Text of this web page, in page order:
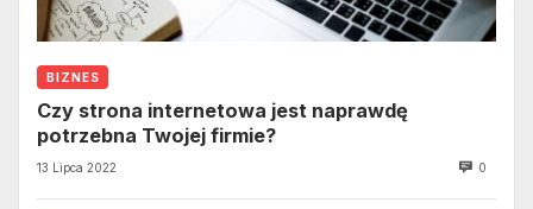
BIZNES
Czy strona internetowa jest naprawdę
potrzebna Twojej firmie?
13 Lipca 2022 0